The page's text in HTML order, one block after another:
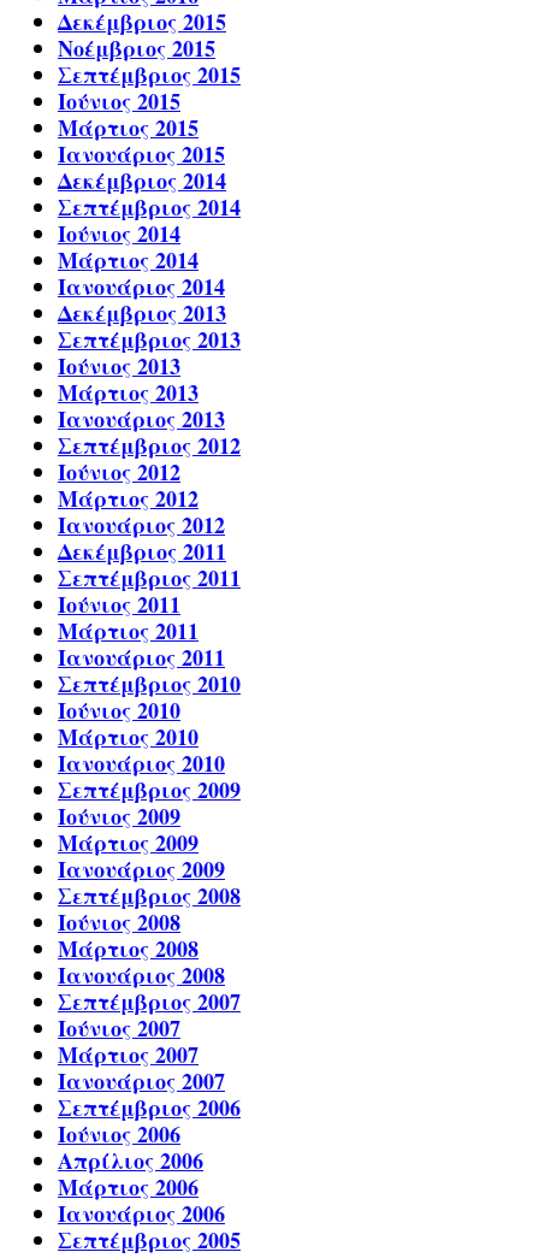
Δεκέμβριος 2015
Νοέμβριος 2015
Σεπτέμβριος 2015
Ιούνιος 2015
Μάρτιος 2015
Ιανουάριος 2015
Δεκέμβριος 2014
Σεπτέμβριος 2014
Ιούνιος 2014
Μάρτιος 2014
Ιανουάριος 2014
Δεκέμβριος 2013
Σεπτέμβριος 2013
Ιούνιος 2013
Μάρτιος 2013
Ιανουάριος 2013
Σεπτέμβριος 2012
Ιούνιος 2012
Μάρτιος 2012
Ιανουάριος 2012
Δεκέμβριος 2011
Σεπτέμβριος 2011
Ιούνιος 2011
Μάρτιος 2011
Ιανουάριος 2011
Σεπτέμβριος 2010
Ιούνιος 2010
Μάρτιος 2010
Ιανουάριος 2010
Σεπτέμβριος 2009
Ιούνιος 2009
Μάρτιος 2009
Ιανουάριος 2009
Σεπτέμβριος 2008
Ιούνιος 2008
Μάρτιος 2008
Ιανουάριος 2008
Σεπτέμβριος 2007
Ιούνιος 2007
Μάρτιος 2007
Ιανουάριος 2007
Σεπτέμβριος 2006
Ιούνιος 2006
Απρίλιος 2006
Μάρτιος 2006
Ιανουάριος 2006
Σεπτέμβριος 2005